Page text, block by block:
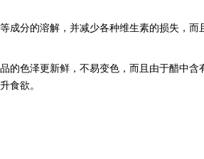
分的溶解，并减少各种维生素的损失，而
色泽更新鲜，不易变色，而且由于醋中含
食欲。